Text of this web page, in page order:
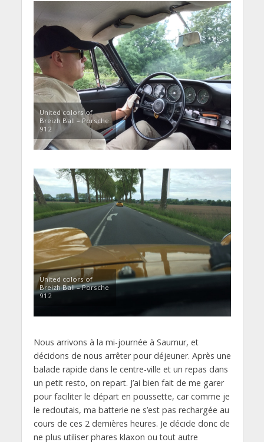
United colors of
Breizh Ball – Porsche
912
United colors of
Breizh Ball – Porsche
912
Nous arrivons à la mi-journée à Saumur, et
décidons de nous arrêter pour déjeuner. Après une
balade rapide dans le centre-ville et un repas dans
un petit resto, on repart. J’ai bien fait de me garer
pour faciliter le départ en poussette, car comme je
le redoutais, ma batterie ne s’est pas rechargée au
cours de ces 2 dernières heures. Je décide donc de
ne plus utiliser phares klaxon ou tout autre